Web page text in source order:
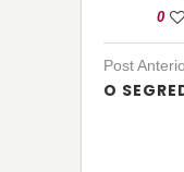
0
Post
O